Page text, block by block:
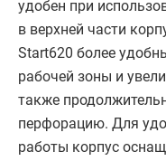
удобен при
в верхней части
Start620 более
рабочей зоны и
также
перфорацию. Для
работы корпус